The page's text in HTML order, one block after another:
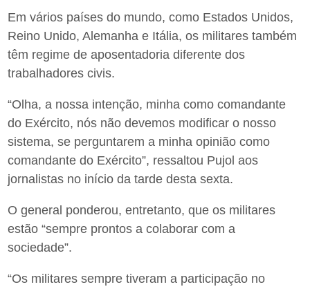
Em vários países do mundo, como Estados Unidos,
Reino Unido, Alemanha e Itália, os militares também
têm regime de aposentadoria diferente dos
trabalhadores civis.
“Olha, a nossa intenção, minha como comandante
do Exército, nós não devemos modificar o nosso
sistema, se perguntarem a minha opinião como
comandante do Exército”, ressaltou Pujol aos
jornalistas no início da tarde desta sexta.
O general ponderou, entretanto, que os militares
estão “sempre prontos a colaborar com a
sociedade”.
“Os militares sempre tiveram a participação no